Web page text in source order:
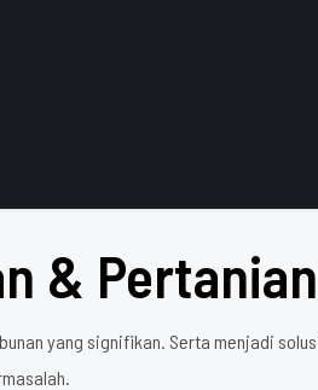
& Pertanian
yang signifikan. Serta menjadi